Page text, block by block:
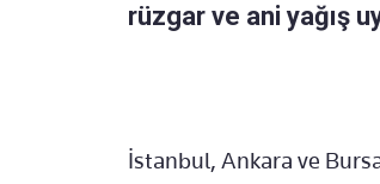
rüzgar ve ani yağış
İstanbul, Ankara ve